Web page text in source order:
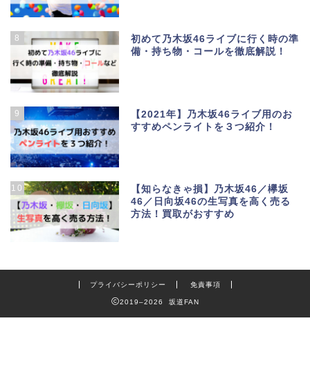
8
初めて乃木坂46ライブに行く時の準
備・持ち物・コールを徹底解説！
9
【2021年】乃木坂46ライブ用のお
すすめペンライトを３つ紹介！
10
【知らなきゃ損】乃木坂46／欅坂
46／日向坂46の生写真を高く売る
方法！買取がおすすめ
プライバシーポリシー 免責事項
2019–2026 坂道FAN